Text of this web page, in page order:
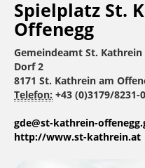
Spielplatz St.
Offenegg
Gemeindeamt St. Kathrein
Dorf 2
8171 St. Kathrein am
Telefon: +43 (0)3179/8231-0
gde@st-kathrein-
http://www.st-kathrein.at